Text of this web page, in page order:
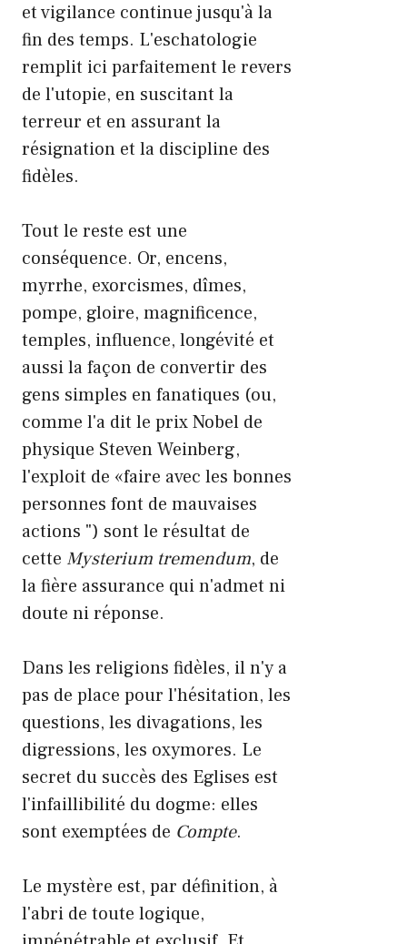
et vigilance continue jusqu'à la
fin des temps. L'eschatologie
remplit ici parfaitement le revers
de l'utopie, en suscitant la
terreur et en assurant la
résignation et la discipline des
fidèles.
Tout le reste est une
conséquence. Or, encens,
myrrhe, exorcismes, dîmes,
pompe, gloire, magnificence,
temples, influence, longévité et
aussi la façon de convertir des
gens simples en fanatiques (ou,
comme l'a dit le prix Nobel de
physique Steven Weinberg,
l'exploit de «faire avec les bonnes
personnes font de mauvaises
actions ") sont le résultat de
cette Mysterium tremendum, de
la fière assurance qui n'admet ni
doute ni réponse.
Dans les religions fidèles, il n'y a
pas de place pour l'hésitation, les
questions, les divagations, les
digressions, les oxymores. Le
secret du succès des Eglises est
l'infaillibilité du dogme: elles
sont exemptées de Compte.
Le mystère est, par définition, à
l'abri de toute logique,